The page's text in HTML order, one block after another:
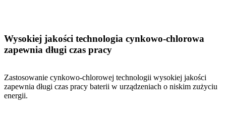
Wysokiej jakości technologia cynkowo-chlorowa
zapewnia długi czas pracy
Zastosowanie cynkowo-chlorowej technologii wysokiej jakości
zapewnia długi czas pracy baterii w urządzeniach o niskim zużyciu
energii.